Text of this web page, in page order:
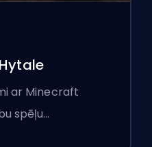
ar Minecraft
spēļu…